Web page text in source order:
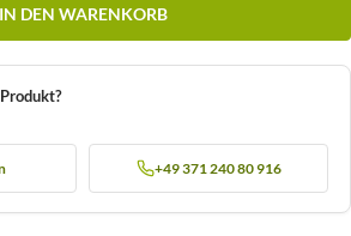
IN DEN WARENKORB
+49 371 240 80 916